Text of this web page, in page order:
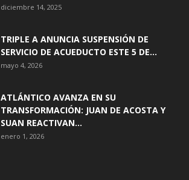
diciembre 14, 2025
TRIPLE A ANUNCIA SUSPENSIÓN DE
SERVICIO DE ACUEDUCTO ESTE 5 DE...
mayo 4, 2026
ATLÁNTICO AVANZA EN SU
TRANSFORMACIÓN: JUAN DE ACOSTA Y
SUAN REACTIVAN...
enero 1, 2026